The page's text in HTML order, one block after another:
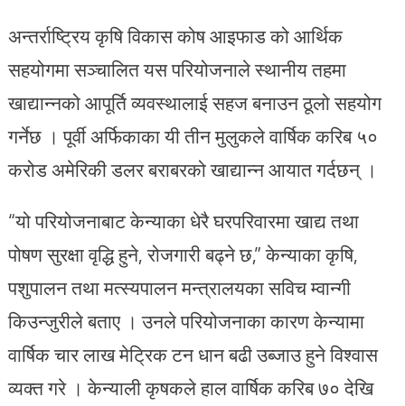
अन्तर्राष्ट्रिय कृषि विकास कोष आइफाड को आर्थिक
सहयोगमा सञ्चालित यस परियोजनाले स्थानीय तहमा
खाद्यान्नको आपूर्ति व्यवस्थालाई सहज बनाउन ठूलो सहयोग
गर्नेछ । पूर्वी अर्फिकाका यी तीन मुलुकले वार्षिक करिब ५०
करोड अमेरिकी डलर बराबरको खाद्यान्न आयात गर्दछन् ।
“यो परियोजनाबाट केन्याका धेरै घरपरिवारमा खाद्य तथा
पोषण सुरक्षा वृद्धि हुने, रोजगारी बढ्ने छ,” केन्याका कृषि,
पशुपालन तथा मत्स्यपालन मन्त्रालयका सविच म्वान्गी
किउन्जुरीले बताए । उनले परियोजनाका कारण केन्यामा
वार्षिक चार लाख मेट्रिक टन धान बढी उब्जाउ हुने विश्वास
व्यक्त गरे । केन्याली कृषकले हाल वार्षिक करिब ७० देखि